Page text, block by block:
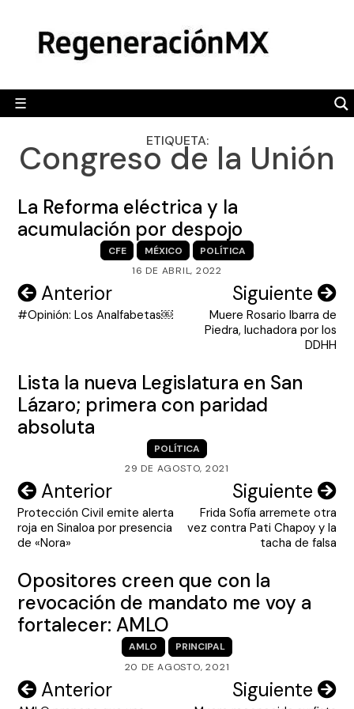
content
☰
POLÍTICA
CAMALEÓN
OPINIÓN
ENGLISH SECTION
VIDEOS
ETIQUETA:
Congreso de la Unión
La Reforma eléctrica y la
acumulación por despojo
CFE MÉXICO
POLÍTICA
16 DE ABRIL, 2022
Navegación
de
Anterior
#Opinión: Los Analfabetas￼
Siguiente
Muere Rosario Ibarra de
Piedra, luchadora por los
DDHH
Lista la nueva Legislatura en San
Lázaro; primera con paridad
absoluta
POLÍTICA
29 DE AGOSTO, 2021
Navegación
de
entradas
Anterior
Protección Civil emite alerta
roja en Sinaloa por presencia
de «Nora»
Siguiente
Frida Sofía arremete otra
vez contra Pati Chapoy y la
tacha de falsa
Opositores creen que con la
revocación de mandato me voy a
fortalecer: AMLO
AMLO
PRINCIPAL
20 DE AGOSTO, 2021
Navegación
Anterior Siguiente